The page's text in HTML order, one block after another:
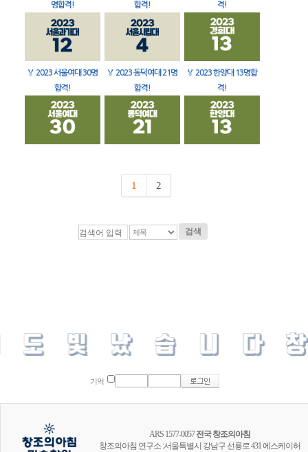
명합격!
합격!
격!
🏅 2023 서울여대 30명
합격!
🏅 2023 동덕여대 21명
합격!
🏅 2023 한양대 13명합
격!
1 2
검색
기억
ARS 1577-0057전국 창조의아침
창조의아침 연구소 :서울특별시 강남구 선릉로 431 에스케이허